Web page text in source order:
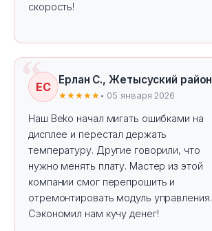
скорость!
ЕС
Ерлан С., Жетысуский район
★★★★★ • 05 января 2026
Наш Beko начал мигать ошибками на
дисплее и перестал держать
температуру. Другие говорили, что
нужно менять плату. Мастер из этой
компании смог перепрошить и
отремонтировать модуль управления.
Сэкономил нам кучу денег!